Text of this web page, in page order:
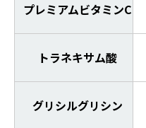
プレミアムビタミンC
トラネキサム酸
グリシルグリシン